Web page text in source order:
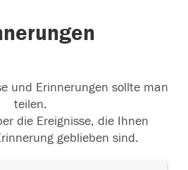
und Erinnerungen sollte man
teilen.
die Ereignisse, die Ihnen
geblieben sind.